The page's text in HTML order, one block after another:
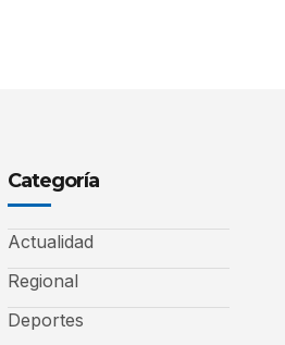
Categoría
Actualidad
Regional
Deportes